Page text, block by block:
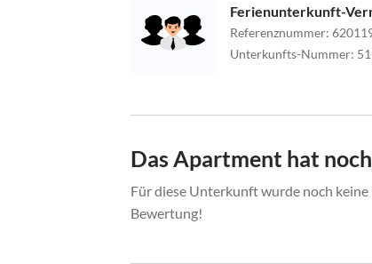
Ferienunterkunft-
Referenznummer:
Unterkunfts-Nummer:
Das Apartment hat
Für diese Unterkunft wurde noch keine
Bewertung!